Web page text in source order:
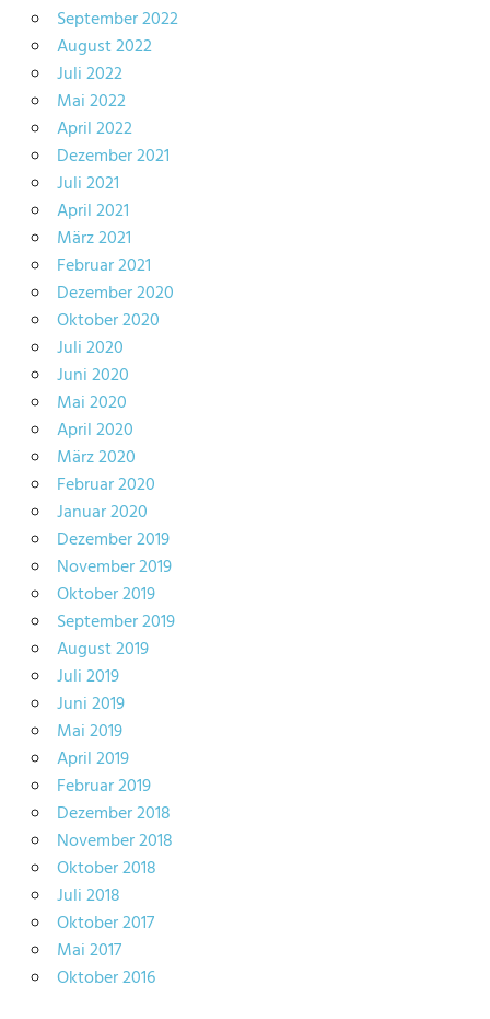
September 2022
August 2022
Juli 2022
Mai 2022
April 2022
Dezember 2021
Juli 2021
April 2021
März 2021
Februar 2021
Dezember 2020
Oktober 2020
Juli 2020
Juni 2020
Mai 2020
April 2020
März 2020
Februar 2020
Januar 2020
Dezember 2019
November 2019
Oktober 2019
September 2019
August 2019
Juli 2019
Juni 2019
Mai 2019
April 2019
Februar 2019
Dezember 2018
November 2018
Oktober 2018
Juli 2018
Oktober 2017
Mai 2017
Oktober 2016